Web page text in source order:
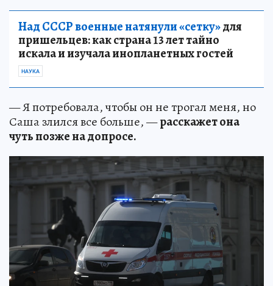
Над СССР военные натянули «сетку»для
пришельцев: как страна 13 лет тайно
искала и изучала инопланетных гостей
НАУКА
— Я потребовала, чтобы он не трогал меня, но
Саша злился все больше, —расскажет она
чуть позже на допросе.